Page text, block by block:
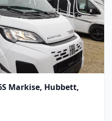
Markise, Hubbett,